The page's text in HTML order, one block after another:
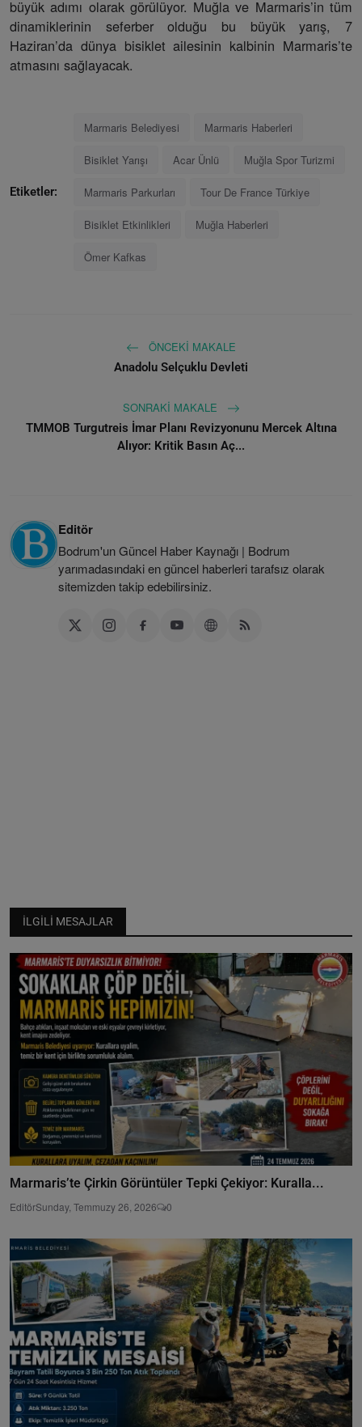
büyük adımı olarak görülüyor. Muğla ve Marmaris’in tüm
dinamiklerinin seferber olduğu bu büyük yarış, 7
Haziran’da dünya bisiklet ailesinin kalbinin Marmaris’te
atmasını sağlayacak.
Etiketler:
Marmaris Belediyesi Marmaris Haberleri
Bisiklet Yarışı Acar Ünlü Muğla Spor Turizmi
Marmaris Parkurları Tour De France Türkiye
Bisiklet Etkinlikleri Muğla Haberleri
Ömer Kafkas
ÖNCEKI MAKALE
Anadolu Selçuklu Devleti
SONRAKI MAKALE
TMMOB Turgutreis İmar Planı Revizyonunu Mercek Altına
Alıyor: Kritik Basın Aç...
Editör
Bodrum'un Güncel Haber Kaynağı | Bodrum
yarımadasındaki en güncel haberleri tarafsız olarak
sitemizden takip edebilirsiniz.
İLGILI MESAJLAR
Marmaris’te Çirkin Görüntüler Tepki Çekiyor: Kuralla...
EditörSunday, Temmuzy 26, 2026 0